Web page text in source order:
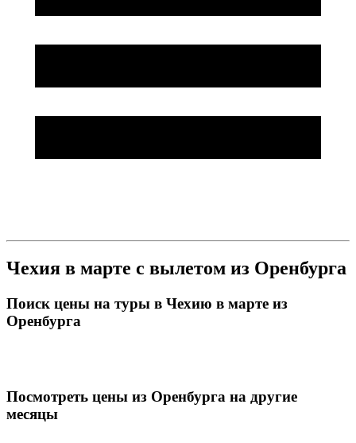
Чехия в марте с вылетом из Оренбурга
Поиск цены на туры в Чехию в марте из
Оренбурга
Посмотреть цены из Оренбурга на другие
месяцы